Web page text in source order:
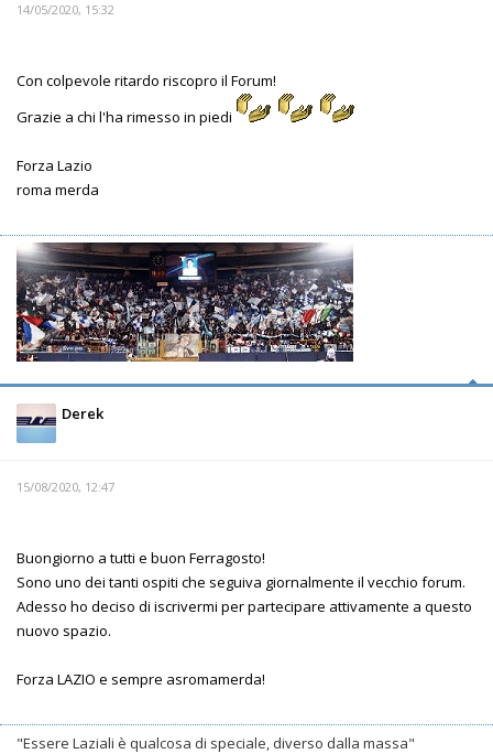
14/05/2020, 15:32
Con colpevole ritardo riscopro il Forum!
Grazie a chi l'ha rimesso in piedi
Forza Lazio
roma merda
Derek
15/08/2020, 12:47
Buongiorno a tutti e buon Ferragosto!
Sono uno dei tanti ospiti che seguiva giornalmente il vecchio forum.
Adesso ho deciso di iscrivermi per partecipare attivamente a questo
nuovo spazio.
Forza LAZIO e sempre asromamerda!
"Essere Laziali è qualcosa di speciale, diverso dalla massa"